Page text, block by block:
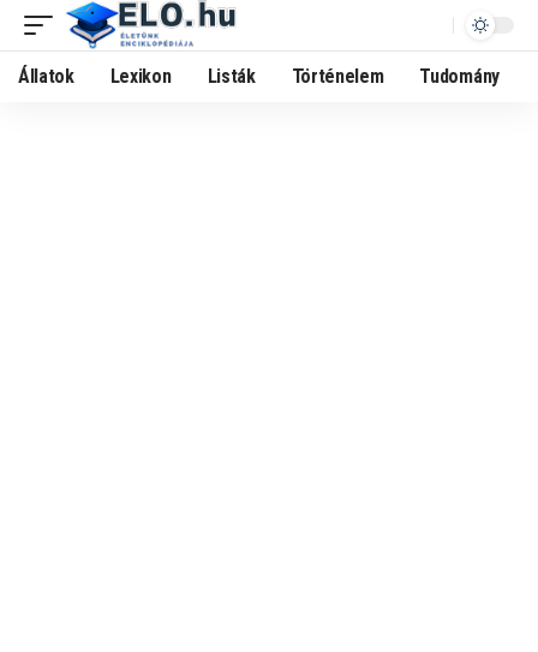
Állatok Lexikon Listák Történelem Tudomány